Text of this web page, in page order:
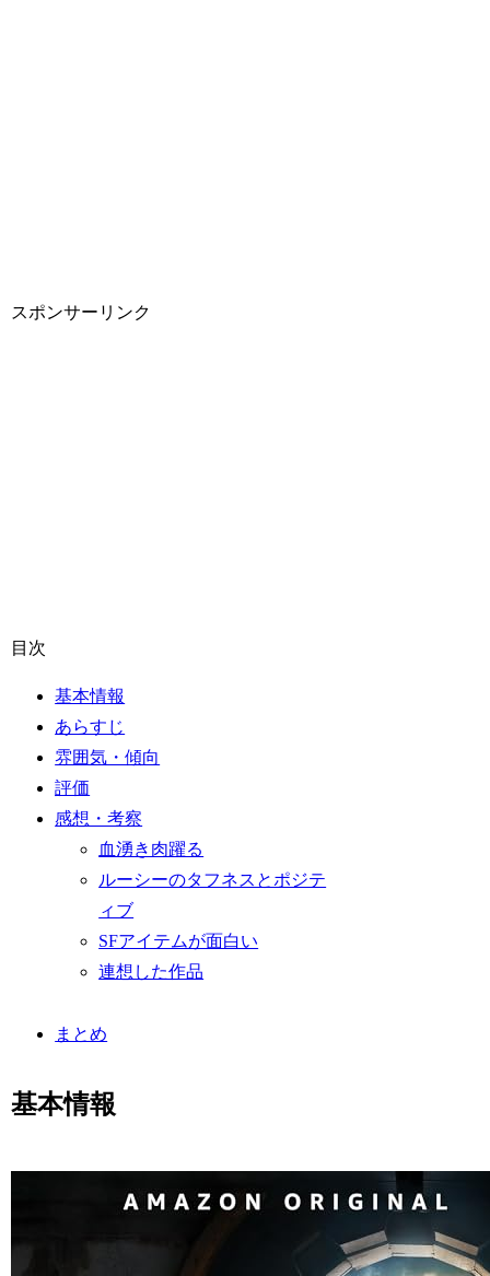
スポンサーリンク
目次
基本情報
あらすじ
雰囲気・傾向
評価
感想・考察
血湧き肉躍る
ルーシーのタフネスとポジテ
ィブ
SFアイテムが面白い
連想した作品
まとめ
基本情報